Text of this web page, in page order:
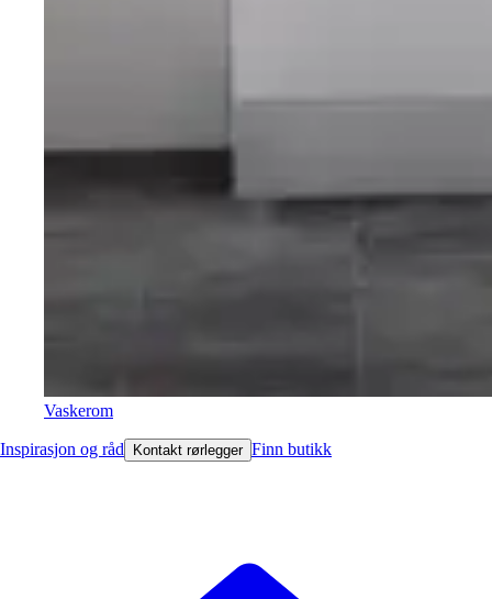
Vaskerom
Inspirasjon og råd Kontakt rørlegger Finn butikk